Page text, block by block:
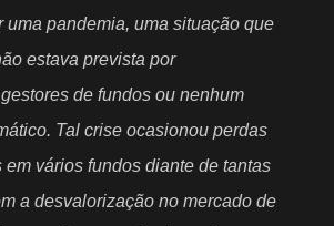
uma pandemia, uma situação que
estava prevista por
de fundos ou nenhum
Tal crise ocasionou perdas
vários fundos diante de tantas
a desvalorização no mercado de